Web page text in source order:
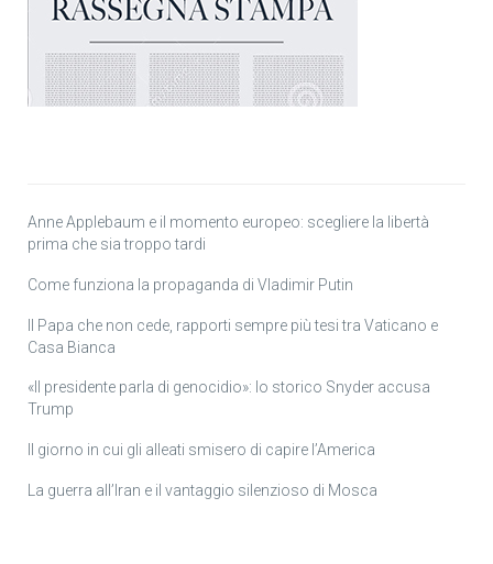
Anne Applebaum e il momento europeo: scegliere la libertà
prima che sia troppo tardi
Come funziona la propaganda di Vladimir Putin
Il Papa che non cede, rapporti sempre più tesi tra Vaticano e
Casa Bianca
«Il presidente parla di genocidio»: lo storico Snyder accusa
Trump
Il giorno in cui gli alleati smisero di capire l’America
La guerra all’Iran e il vantaggio silenzioso di Mosca